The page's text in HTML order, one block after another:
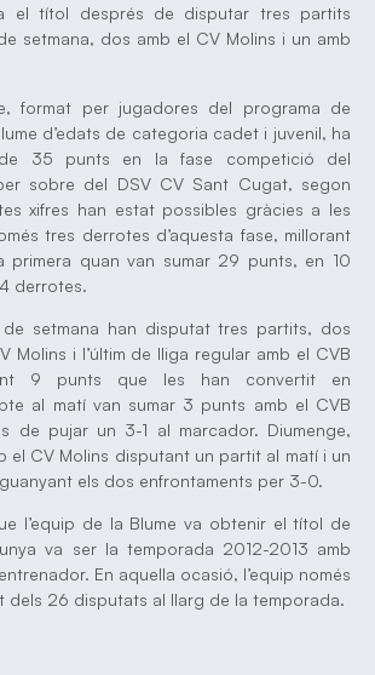
el títol després de disputar tres partits
setmana, dos amb el CV Molins i un amb
format per jugadores del programa de
d’edats de categoria cadet i juvenil, ha
35 punts en la fase competició del
sobre del DSV CV Sant Cugat, segon
xifres han estat possibles gràcies a les
tres derrotes d’aquesta fase, millorant
primera quan van sumar 29 punts, en 10
derrotes.
setmana han disputat tres partits, dos
Molins i l’últim de lliga regular amb el CVB
9 punts que les han convertit en
al matí van sumar 3 punts amb el CVB
de pujar un 3-1 al marcador. Diumenge,
el CV Molins disputant un partit al matí i un
els dos enfrontaments per 3-0.
l’equip de la Blume va obtenir el títol de
va ser la temporada 2012-2013 amb
En aquella ocasió, l’equip només
dels 26 disputats al llarg de la temporada.